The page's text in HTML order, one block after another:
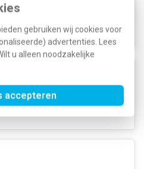
gebruiken wij cookies voor
advertenties. Lees
u alleen noodzakelijke
accepteren
schakelaars